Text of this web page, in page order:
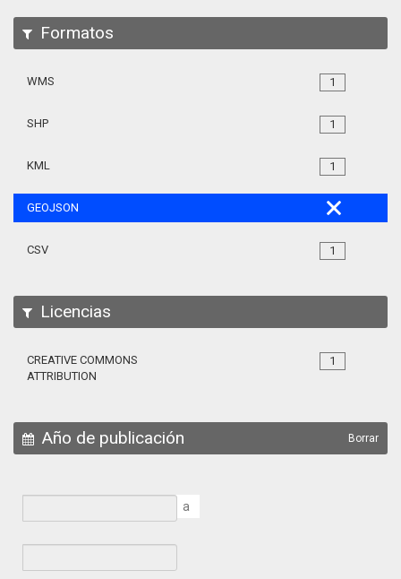
Formatos
1
WMS
1
SHP
1
KML
GEOJSON
1
CSV
Licencias
1
CREATIVE COMMONS
ATTRIBUTION
Año de publicación Borrar
a